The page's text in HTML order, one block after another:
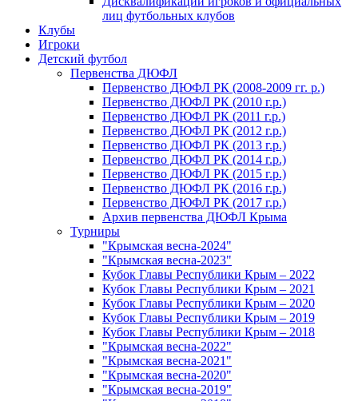
лиц футбольных клубов
Клубы
Игроки
Детский футбол
Первенства ДЮФЛ
Первенство ДЮФЛ РК (2008-2009 гг. р.)
Первенство ДЮФЛ РК (2010 г.р.)
Первенство ДЮФЛ РК (2011 г.р.)
Первенство ДЮФЛ РК (2012 г.р.)
Первенство ДЮФЛ РК (2013 г.р.)
Первенство ДЮФЛ РК (2014 г.р.)
Первенство ДЮФЛ РК (2015 г.р.)
Первенство ДЮФЛ РК (2016 г.р.)
Первенство ДЮФЛ РК (2017 г.р.)
Архив первенства ДЮФЛ Крыма
Турниры
"Крымская весна-2024"
"Крымская весна-2023"
Кубок Главы Республики Крым – 2022
Кубок Главы Республики Крым – 2021
Кубок Главы Республики Крым – 2020
Кубок Главы Республики Крым – 2019
Кубок Главы Республики Крым – 2018
"Крымская весна-2022"
"Крымская весна-2021"
"Крымская весна-2020"
"Крымская весна-2019"